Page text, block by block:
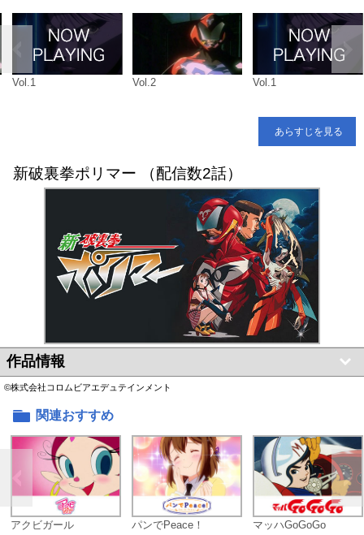
Vol.1 Vol.2 Vol.1
あらすじを見る
新破裏拳ポリマー （配信数2話）
作品情報
©株式会社コロムビアエデュテインメント
関連おすすめ
アクビガール パンでPeace！ マッハGoGoGo